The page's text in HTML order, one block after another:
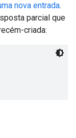
nova entrada.
parcial que
criada: